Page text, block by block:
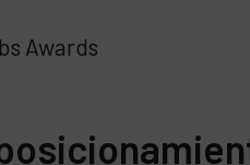
Awards